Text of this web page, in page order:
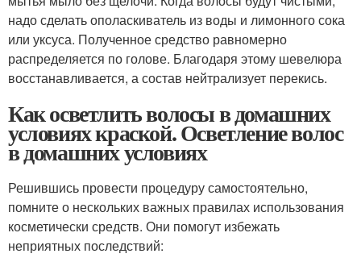
надо сделать ополаскиватель из воды и лимонного сока
или уксуса. Полученное средство равномерно
распределяется по голове. Благодаря этому шевелюра
восстанавливается, а состав нейтрализует перекись.
Как осветлить волосы в домашних
условиях краской. Осветление волос
в домашних условиях
Решившись провести процедуру самостоятельно,
помните о нескольких важных правилах использования
косметически средств. Они помогут избежать
неприятных последствий: